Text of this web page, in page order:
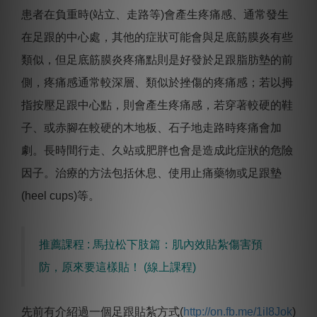
患者在負重時(站立、走路等)會產生疼痛感、通常發生
在足跟的中心處，其他的症狀可能會與足底筋膜炎有些
類似，但足底筋膜炎疼痛點則是好發於足跟脂肪墊的前
側，疼痛感通常較深層、類似於挫傷的疼痛感；若以拇
指按壓足跟中心點，則會產生疼痛感，若穿著較硬的鞋
子、或赤腳在較硬的木地板、石子地走路時疼痛會加
劇。長時間行走、久站或肥胖也會是造成此症狀的危險
因子。治療的方法包括休息、使用止痛藥物或足跟墊
(heel cups)等。
推薦課程 : 馬拉松下肢篇：肌內效貼紮傷害預
防，原來要這樣貼！ (線上課程)
先前有介紹過一個足跟貼紮方式(http://on.fb.me/1iI8Jok)